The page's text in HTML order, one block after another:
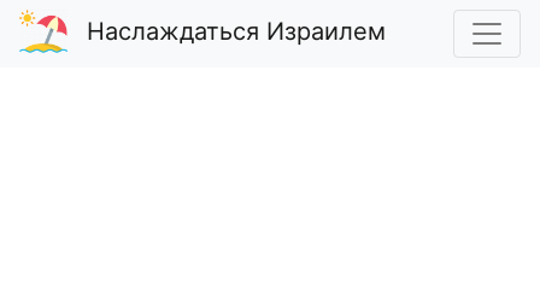
Наслаждаться Израилем